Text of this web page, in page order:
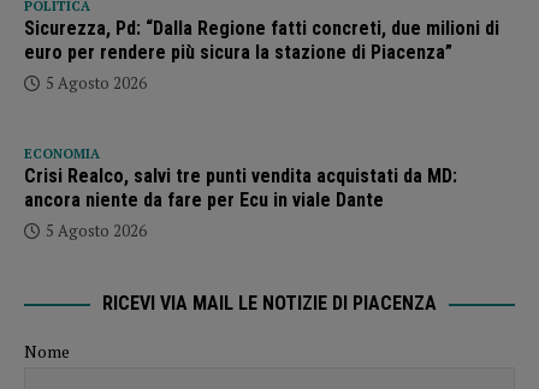
POLITICA
Sicurezza, Pd: “Dalla Regione fatti concreti, due milioni di
euro per rendere più sicura la stazione di Piacenza”
5 Agosto 2026
ECONOMIA
Crisi Realco, salvi tre punti vendita acquistati da MD:
ancora niente da fare per Ecu in viale Dante
5 Agosto 2026
RICEVI VIA MAIL LE NOTIZIE DI PIACENZA
Nome